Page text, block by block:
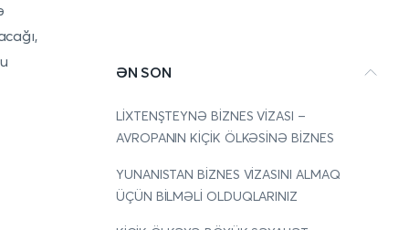
ƏN SON
LİXTENŞTEYNƏ BİZNES VİZASI –
AVROPANIN KİÇİK ÖLKƏSİNƏ BİZNES
YUNANISTAN BİZNES VİZASINI ALMAQ
ÜÇÜN BİLMƏLİ OLDUQLARINIZ